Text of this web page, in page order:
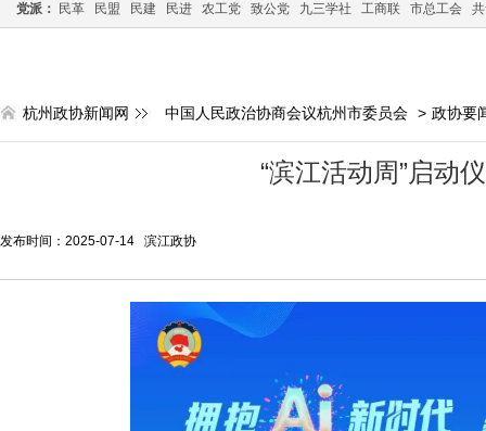
党派： 民革 民盟 民建 民进 农工党 致公党 九三学社 工商联 市总工会
杭州政协新闻网 中国人民政治协商会议杭州市委员会 > 政协要
“滨江活动周”启动
发布时间：2025-07-14 滨江政协